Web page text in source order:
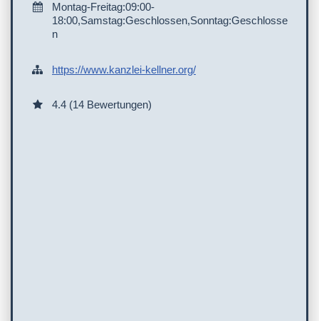
Montag-Freitag:09:00-
18:00,Samstag:Geschlossen,Sonntag:Geschlosse
n
https://www.kanzlei-kellner.org/
4.4 (14 Bewertungen)